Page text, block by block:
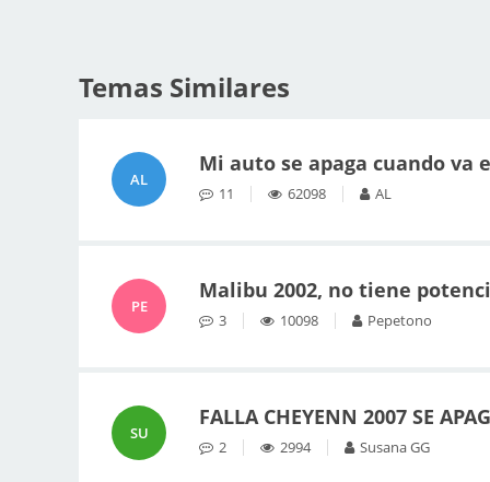
Temas Similares
AL
Mi auto se apaga cuando va
11 62098 AL
PE
Malibu 2002, no tiene
3 10098 Pepetono
SU
FALLA CHEYENN 2007 SE
2 2994 Susana GG